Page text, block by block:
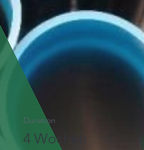
Duration
4 Wochen